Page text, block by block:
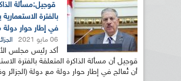
قوجيل:مسألة
بالفترة
في إطار حوار
06 مايو 2021
أكد رئيس مجلس
قوجيل أن مسألة الذاكرة المتعلقة بالفترة
أن تُعالج في إطار حوار دولة مع دولة (الجزائر